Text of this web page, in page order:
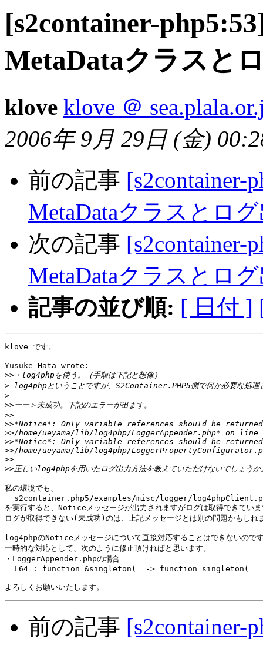
[s2container-
MetaDataクラスと
klove klove ＠
2006年 9月 29日 (金)
前の記事 [s2container-
MetaDataクラスとロ
次の記事 [s2container-
MetaDataクラスとロ
記事の並び順: [ 日付 ]
klove です。
Yusuke Hata wrote:
>>
>
>
>>
>>
>>
>>
>>
>>
>>
>>
私の環境でも、
s2container.php5/examples/misc/logger/
を実行すると、Noticeメッセージが出力されますがログは取得できてい
ログが取得できない(未成功)のは、上記メッセージとは別の問題かもしれ
log4phpのNoticeメッセージについて直接対応することはできないので
一時的な対応として、次のように修正頂ければと思います。
・LoggerAppender.phpの場合
  L64 : function &singleton(  -> function singleton(
前の記事 [s2container-